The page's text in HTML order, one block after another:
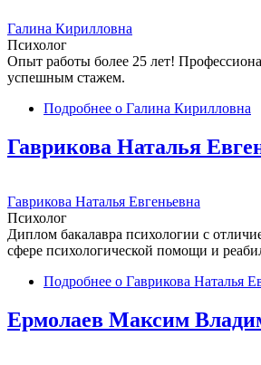
Галина Кирилловна
Психолог
Опыт работы более 25 лет!
успешным стажем.
Подробнее о Галина Кирилловна
Гаврикова Наталья
Гаврикова Наталья Евгеньевна
Психолог
Диплом бакалавра психологии с
сфере психологической помощи и
Подробнее о Гаврикова Наталья
Ермолаев Максим